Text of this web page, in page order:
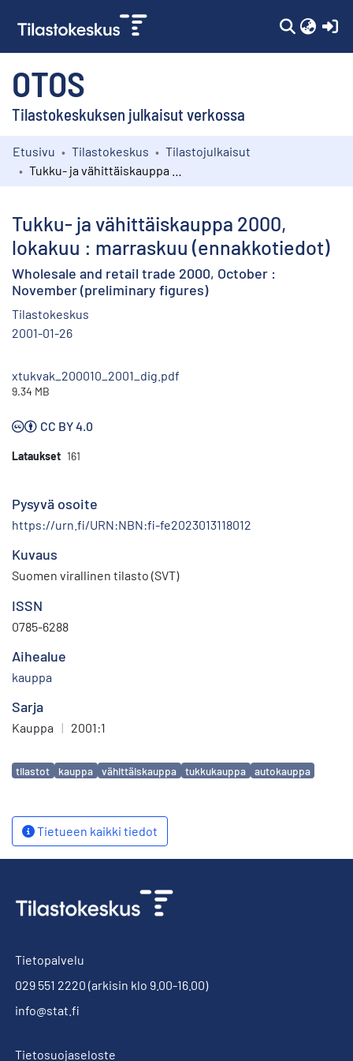
OTOS
Tilastokeskuksen julkaisut verkossa
Kokoelmat
Etusivu Tilastokeskus
Tilastojulkaisut
Tukku- ja vähittäiskauppa 2000,
lokakuu : marraskuu (ennakkotiedot)
Wholesale and retail trade 2000, October :
November (preliminary figures)
Tilastokeskus
2001-01-26
xtukvak_200010_2001_dig.pdf
9.34 MB
CC BY 4.0
Lataukset 161
Pysyvä osoite
https://urn.fi/URN:NBN:fi-fe2023013118012
Kuvaus
Suomen virallinen tilasto (SVT)
ISSN
0785-6288
Aihealue
kauppa
Sarja
Kauppa | 2001:1
Avainsanat
tilastot kauppa vähittäiskauppa tukkukauppa autokauppa
Tietueen kaikki tiedot
Tietopalvelu
029 551 2220 (arkisin klo 9.00-16.00)
info@stat.fi
Tietosuojaseloste